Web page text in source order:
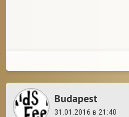
Budapest
31.01.2016 в 21:40